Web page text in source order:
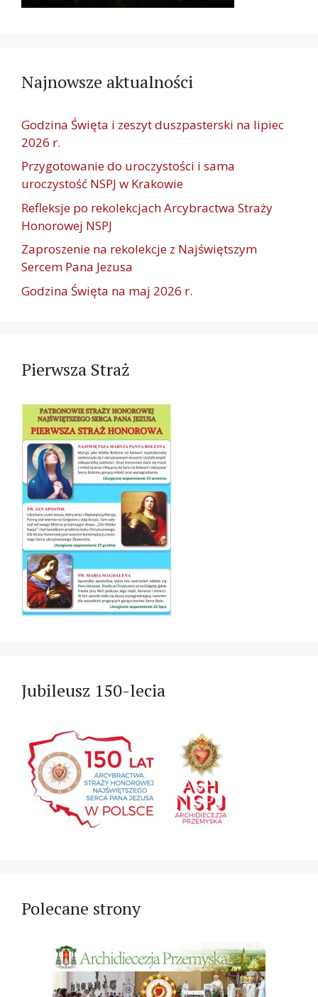
Najnowsze aktualności
Godzina Święta i zeszyt duszpasterski na lipiec
2026 r.
Przygotowanie do uroczystości i sama
uroczystość NSPJ w Krakowie
Refleksje po rekolekcjach Arcybractwa Straży
Honorowej NSPJ
Zaproszenie na rekolekcje z Najświętszym
Sercem Pana Jezusa
Godzina Święta na maj 2026 r.
Pierwsza Straż
Jubileusz 150-lecia
Polecane strony